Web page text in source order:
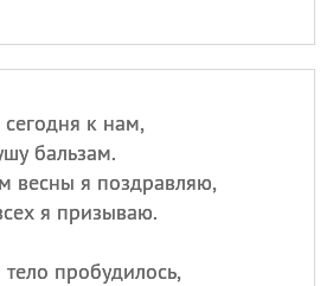
к нам,
бальзам.
весны я поздравляю,
я призываю.
пробудилось,